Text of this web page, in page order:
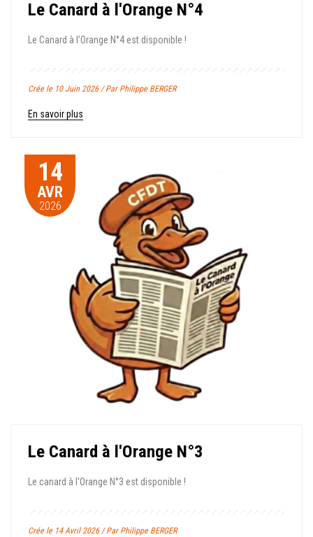
Le Canard à l'Orange N°4
Le Canard à l'Orange N°4 est disponible !
Crée le 10 Juin 2026 / Par Philippe BERGER
En savoir plus
14
AVR
2026
Le Canard à l'Orange N°3
Le canard à l'Orange N°3 est disponible !
Crée le 14 Avril 2026 / Par Philippe BERGER